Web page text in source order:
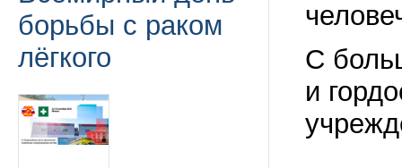
борьбы с раком
лёгкого
С
и